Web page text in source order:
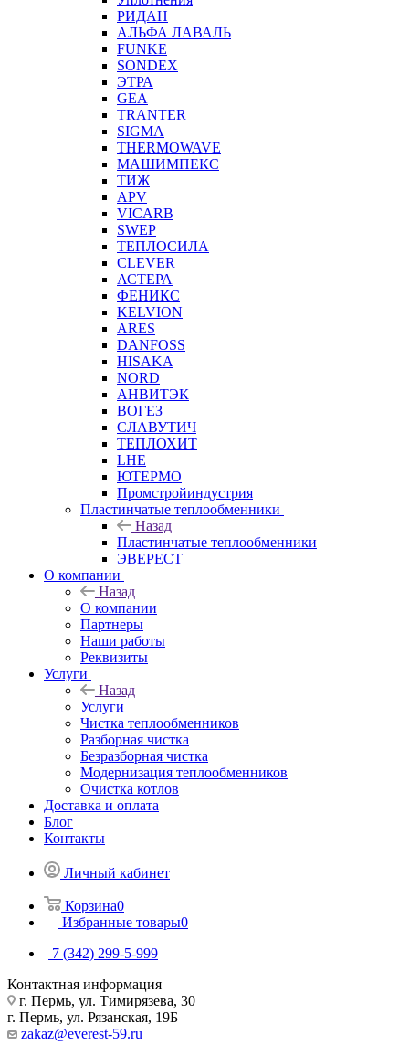
РИДАН
АЛЬФА ЛАВАЛЬ
FUNKE
SONDEX
ЭТРА
GEA
TRANTER
SIGMA
THERMOWAVE
МАШИМПЕКС
ТИЖ
APV
VICARB
SWEP
ТЕПЛОСИЛА
CLEVER
АСТЕРА
ФЕНИКС
KELVION
ARES
DANFOSS
HISAKA
NORD
АНВИТЭК
ВОГЕЗ
СЛАВУТИЧ
ТЕПЛОХИТ
LHE
ЮТЕРМО
Промстройиндустрия
Пластинчатые теплообменники
Назад
Пластинчатые теплообменники
ЭВЕРЕСТ
О компании
Назад
О компании
Партнеры
Наши работы
Реквизиты
Услуги
Назад
Услуги
Чистка теплообменников
Разборная чистка
Безразборная чистка
Модернизация теплообменников
Очистка котлов
Доставка и оплата
Блог
Контакты
Личный кабинет
Корзина0
Избранные товары0
7 (342) 299-5-999
Контактная информация
г. Пермь, ул. Тимирязева, 30
г. Пермь, ул. Рязанская, 19Б
zakaz@everest-59.ru